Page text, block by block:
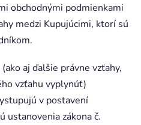
obchodnými podmienkami
medzi Kupujúcimi, ktorí sú
aj ďalšie právne vzťahy,
vzťahu vyplynúť)
v postavení
ustanovenia zákona č.